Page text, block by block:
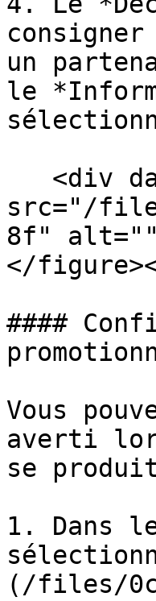
un
le
src="/
8f" alt=""
</
####
Vous
averti
se
1. Dans
(/files/